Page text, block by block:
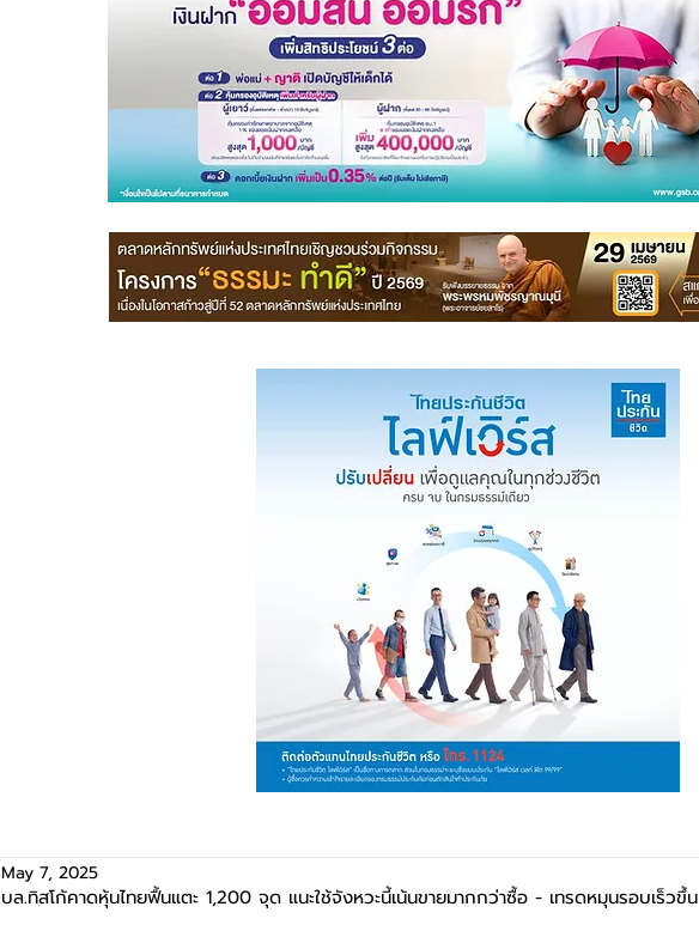
บล.ทิสโก้คาดหุ้นไทยฟื้นแตะ 1,200 จุด แนะใช้จังหวะนี้เน้นขายมากกว่าซื้อ - เทรดหมุนรอบเร็วขึ้น
May 7, 2025